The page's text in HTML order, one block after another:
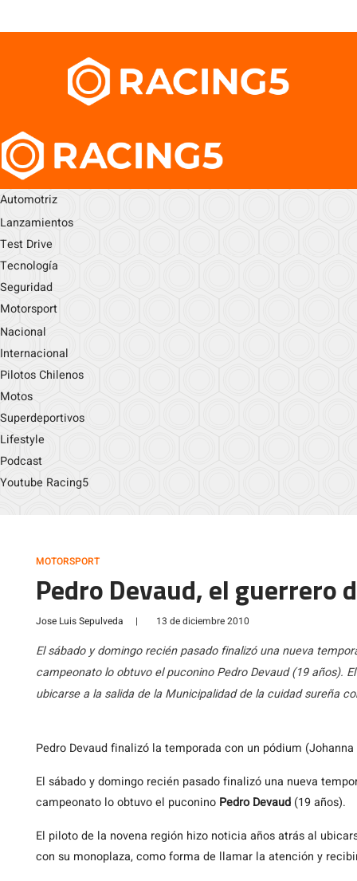
Automotriz
Lanzamientos
Test Drive
Tecnología
Seguridad
Motorsport
Nacional
Internacional
Pilotos Chilenos
Motos
Superdeportivos
Lifestyle
Podcast
Youtube Racing5
MOTORSPORT
Pedro Devaud, el guerrero
Jose Luis Sepulveda | 13 de diciembre 2010
El sábado y domingo recién pasado finalizó una nueva
campeonato lo obtuvo el puconino Pedro Devaud (19 años).
ubicarse a la salida de la Municipalidad de la cuidad sureña
Pedro Devaud finalizó la temporada con un pódium (Johanna
El sábado y domingo recién pasado finalizó una nueva
campeonato lo obtuvo el puconino Pedro Devaud (19 años).
El piloto de la novena región hizo noticia años atrás al
con su monoplaza, como forma de llamar la atención y